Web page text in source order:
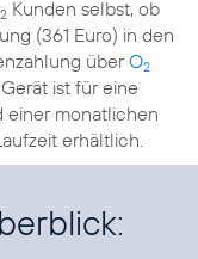
2 Kunden selbst, ob
(361 Euro) in den
überO2
ist für eine
einer monatlichen
erhältlich.